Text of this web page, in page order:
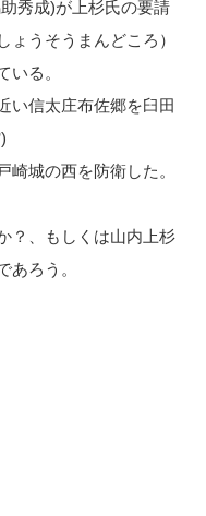
秀成)が上杉氏の要請
ょうそうまんどころ）
いる。
い信太庄布佐郷を臼田
崎城の西を防衛した。
？、もしくは山内上杉
あろう。